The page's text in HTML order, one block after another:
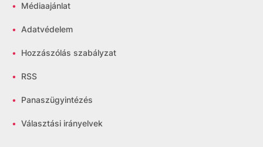
• Médiaajánlat
• Adatvédelem
• Hozzászólás szabályzat
• RSS
• Panaszügyintézés
• Választási irányelvek